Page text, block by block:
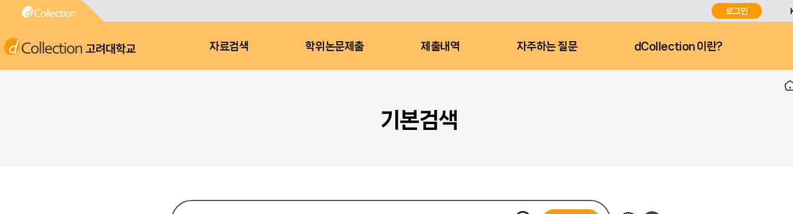
로그인
고려대학교 자료검색 학위논문제출 제출내역 자주하는 질문 dCollection 이란?
기본검색